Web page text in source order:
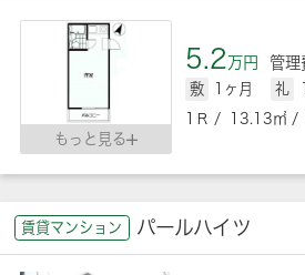
もっと見る
5.2万円 管
敷 1ヶ月 礼
1Ｒ / 13.13㎡ /
賃貸マンション パールハイツ